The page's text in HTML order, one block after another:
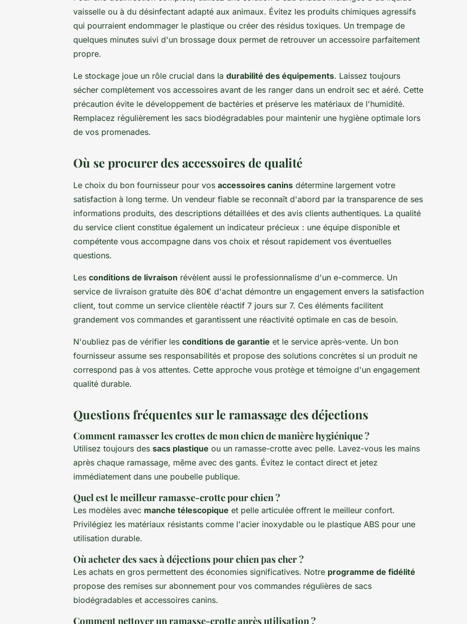
vaisselle ou à du désinfectant adapté aux animaux. Évitez les produits chimiques agressifs
qui pourraient endommager le plastique ou créer des résidus toxiques. Un trempage de
quelques minutes suivi d'un brossage doux permet de retrouver un accessoire parfaitement
propre.
Le stockage joue un rôle crucial dans la durabilité des équipements. Laissez toujours
sécher complètement vos accessoires avant de les ranger dans un endroit sec et aéré. Cette
précaution évite le développement de bactéries et préserve les matériaux de l'humidité.
Remplacez régulièrement les sacs biodégradables pour maintenir une hygiène optimale lors
de vos promenades.
Où se procurer des accessoires de qualité
Le choix du bon fournisseur pour vos accessoires canins détermine largement votre
satisfaction à long terme. Un vendeur fiable se reconnaît d'abord par la transparence de ses
informations produits, des descriptions détaillées et des avis clients authentiques. La qualité
du service client constitue également un indicateur précieux : une équipe disponible et
compétente vous accompagne dans vos choix et résout rapidement vos éventuelles
questions.
Les conditions de livraison révèlent aussi le professionnalisme d'un e-commerce. Un
service de livraison gratuite dès 80€ d'achat démontre un engagement envers la satisfaction
client, tout comme un service clientèle réactif 7 jours sur 7. Ces éléments facilitent
grandement vos commandes et garantissent une réactivité optimale en cas de besoin.
N'oubliez pas de vérifier les conditions de garantie et le service après-vente. Un bon
fournisseur assume ses responsabilités et propose des solutions concrètes si un produit ne
correspond pas à vos attentes. Cette approche vous protège et témoigne d'un engagement
qualité durable.
Questions fréquentes sur le ramassage des déjections
Comment ramasser les crottes de mon chien de manière hygiénique ?
Utilisez toujours des sacs plastique ou un ramasse-crotte avec pelle. Lavez-vous les mains
après chaque ramassage, même avec des gants. Évitez le contact direct et jetez
immédiatement dans une poubelle publique.
Quel est le meilleur ramasse-crotte pour chien ?
Les modèles avec manche télescopique et pelle articulée offrent le meilleur confort.
Privilégiez les matériaux résistants comme l'acier inoxydable ou le plastique ABS pour une
utilisation durable.
Où acheter des sacs à déjections pour chien pas cher ?
Les achats en gros permettent des économies significatives. Notre programme de fidélité
propose des remises sur abonnement pour vos commandes régulières de sacs
biodégradables et accessoires canins.
Comment nettoyer un ramasse-crotte après utilisation ?